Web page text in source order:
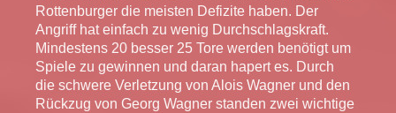
Rottenburger die meisten Defizite haben. Der
Angriff hat einfach zu wenig Durchschlagskraft.
Mindestens 20 besser 25 Tore werden benötigt um
Spiele zu gewinnen und daran hapert es. Durch
die schwere Verletzung von Alois Wagner und den
Rückzug von Georg Wagner standen zwei wichtige